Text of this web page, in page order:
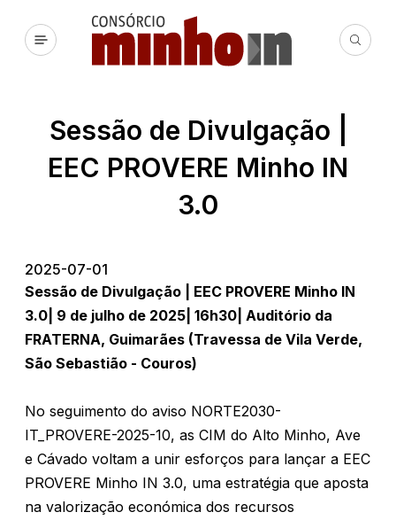
Sessão de Divulgação |
EEC PROVERE Minho IN
3.0
2025-07-01
Sessão de Divulgação | EEC PROVERE Minho IN
3.0| 9 de julho de 2025| 16h30| Auditório da
FRATERNA, Guimarães (Travessa de Vila Verde,
São Sebastião - Couros)
No seguimento do aviso NORTE2030-
IT_PROVERE-2025-10, as CIM do Alto Minho, Ave
e Cávado voltam a unir esforços para lançar a EEC
PROVERE Minho IN 3.0, uma estratégia que aposta
na valorização económica dos recursos